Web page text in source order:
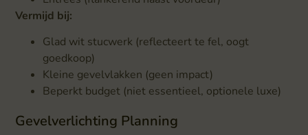
Vermijd bij:
Glad wit stucwerk (reflecteert te fel, oogt
goedkoop)
Kleine gevelvlakken (geen impact)
Beperkt budget (niet essentieel, optionele luxe)
Gevelverlichting Planning